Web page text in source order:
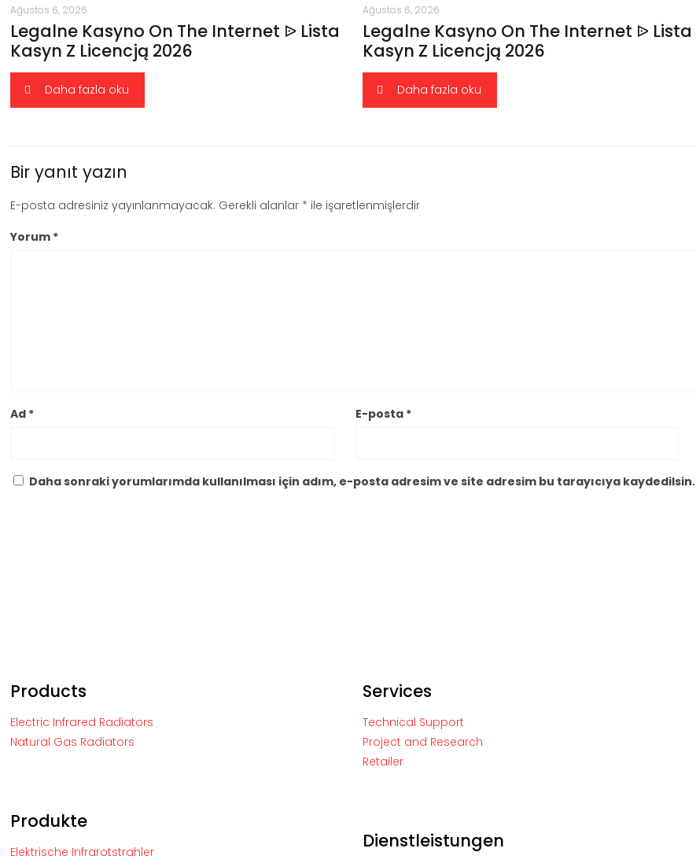
Ağustos 6, 2026
Legalne Kasyno On The Internet ᐉ Lista
Kasyn Z Licencją 2026
Daha fazla oku
Ağustos 6, 2026
Legalne Kasyno On The Internet ᐉ Lista
Kasyn Z Licencją 2026
Daha fazla oku
Bir yanıt yazın
E-posta adresiniz yayınlanmayacak. Gerekli alanlar * ile işaretlenmişlerdir
Yorum *
Ad * E-posta *
Daha sonraki yorumlarımda kullanılması için adım, e-posta adresim ve site adresim bu tarayıcıya kaydedilsin.
Products
Electric Infrared Radiators
Natural Gas Radiators
Produkte
Elektrische Infrarotstrahler
Services
Technical Support
Project and Research
Retailer
Dienstleistungen